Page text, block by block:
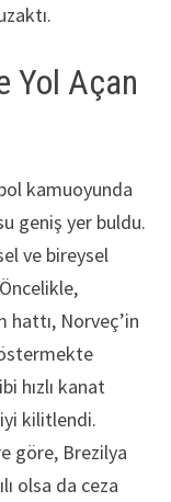
Yol Açan
kamuoyunda
geniş yer buldu.
ve bireysel
hattı, Norveç’in
hızlı kanat
kilitlendi.
göre, Brezilya
olsa da ceza